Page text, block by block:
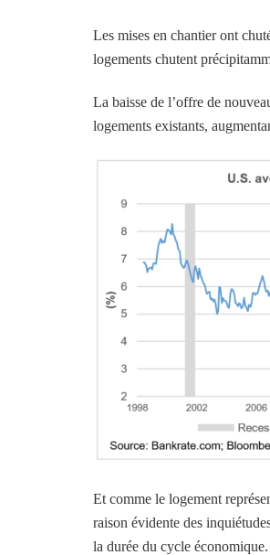
Les mises en chantier ont
logements chutent
La baisse de l’offre de
logements existants,
Et comme le logement
raison évidente des
la durée du cycle économique.